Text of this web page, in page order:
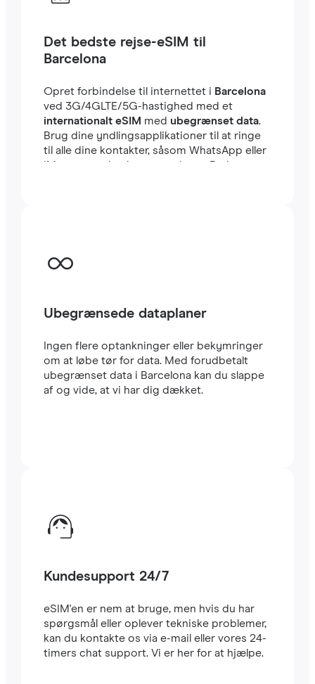
Det bedste rejse-eSIM til
Barcelona
Opret forbindelse til internettet i Barcelona
ved 3G/4GLTE/5G-hastighed med et
internationalt eSIM med ubegrænset data.
Brug dine yndlingsapplikationer til at ringe
til alle dine kontakter, såsom WhatsApp eller
iMessage, uden begrænsninger. Du kan
Scan den med din mobil, og i løbet af få
Ubegrænsede dataplaner
Ingen flere optankninger eller bekymringer
om at løbe tør for data. Med forudbetalt
ubegrænset data i Barcelona kan du slappe
af og vide, at vi har dig dækket.
Kundesupport 24/7
eSIM'en er nem at bruge, men hvis du har
spørgsmål eller oplever tekniske problemer,
kan du kontakte os via e-mail eller vores 24-
timers chat support. Vi er her for at hjælpe.